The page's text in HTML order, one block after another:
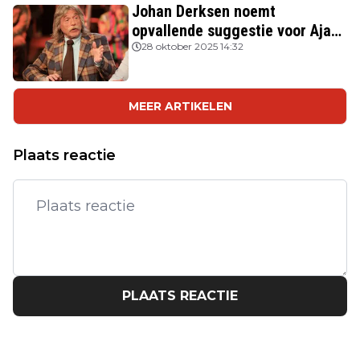
Johan Derksen noemt
opvallende suggestie voor Ajax:
'Wacht op hem als opvolger van
28 oktober 2025 14:32
MEER ARTIKELEN
Plaats reactie
PLAATS REACTIE